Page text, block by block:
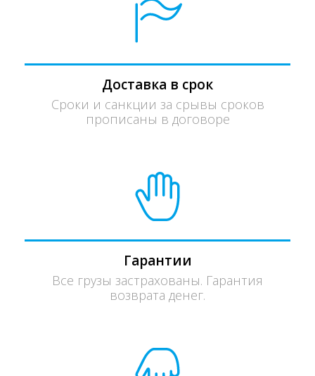
Доставка в срок
Сроки и санкции за срывы сроков
прописаны в договоре
Гарантии
Все грузы застрахованы. Гарантия
возврата денег.